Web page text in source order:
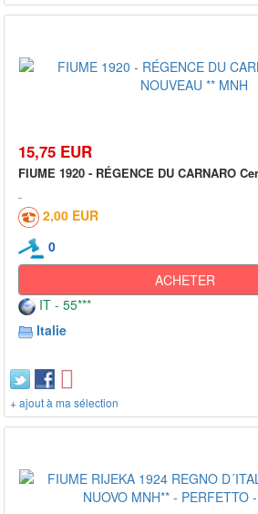
15,75 EUR
FIUME 1920 - RÉGENCE DU CARNARO
2,00 EUR
0
ACHETER
IT - 55***
Italie
+ ajout à ma sélection